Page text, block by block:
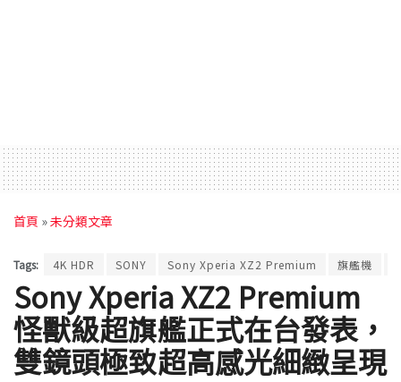
首頁 »未分類文章
Tags: 4K HDR SONY Sony Xperia XZ2 Premium 旗艦機
Sony Xperia XZ2 Premium
怪獸級超旗艦正式在台發表，
雙鏡頭極致超高感光細緻呈現